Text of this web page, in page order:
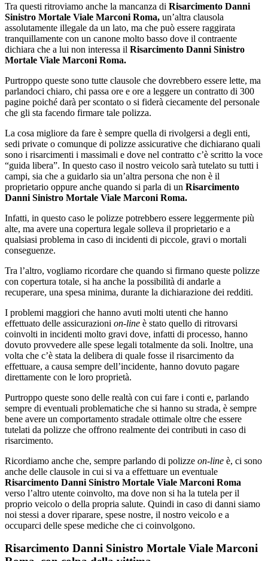
Tra questi ritroviamo anche la mancanza di Risarcimento Danni
Sinistro Mortale Viale Marconi Roma, un’altra clausola
assolutamente illegale da un lato, ma che può essere raggirata
tranquillamente con un canone molto basso dove il contraente
dichiara che a lui non interessa il Risarcimento Danni Sinistro
Mortale Viale Marconi Roma.
Purtroppo queste sono tutte clausole che dovrebbero essere lette, ma
parlandoci chiaro, chi passa ore e ore a leggere un contratto di 300
pagine poiché darà per scontato o si fiderà ciecamente del personale
che gli sta facendo firmare tale polizza.
La cosa migliore da fare è sempre quella di rivolgersi a degli enti,
sedi private o comunque di polizze assicurative che dichiarano quali
sono i risarcimenti i massimali e dove nel contratto c’è scritto la voce
“guida libera”. In questo caso il nostro veicolo sarà tutelato su tutti i
campi, sia che a guidarlo sia un’altra persona che non è il
proprietario oppure anche quando si parla di un Risarcimento
Danni Sinistro Mortale Viale Marconi Roma.
Infatti, in questo caso le polizze potrebbero essere leggermente più
alte, ma avere una copertura legale solleva il proprietario e a
qualsiasi problema in caso di incidenti di piccole, gravi o mortali
conseguenze.
Tra l’altro, vogliamo ricordare che quando si firmano queste polizze
con copertura totale, si ha anche la possibilità di andarle a
recuperare, una spesa minima, durante la dichiarazione dei redditi.
I problemi maggiori che hanno avuti molti utenti che hanno
effettuato delle assicurazioni on-line è stato quello di ritrovarsi
coinvolti in incidenti molto gravi dove, infatti di processo, hanno
dovuto provvedere alle spese legali totalmente da soli. Inoltre, una
volta che c’è stata la delibera di quale fosse il risarcimento da
effettuare, a causa sempre dell’incidente, hanno dovuto pagare
direttamente con le loro proprietà.
Purtroppo queste sono delle realtà con cui fare i conti e, parlando
sempre di eventuali problematiche che si hanno su strada, è sempre
bene avere un comportamento stradale ottimale oltre che essere
tutelati da polizze che offrono realmente dei contributi in caso di
risarcimento.
Ricordiamo anche che, sempre parlando di polizze on-line è, ci sono
anche delle clausole in cui si va a effettuare un eventuale
Risarcimento Danni Sinistro Mortale Viale Marconi Roma
verso l’altro utente coinvolto, ma dove non si ha la tutela per il
proprio veicolo o della propria salute. Quindi in caso di danni siamo
noi stessi a dover riparare, spese nostre, il nostro veicolo e a
occuparci delle spese mediche che ci coinvolgono.
Risarcimento Danni Sinistro Mortale Viale Marconi